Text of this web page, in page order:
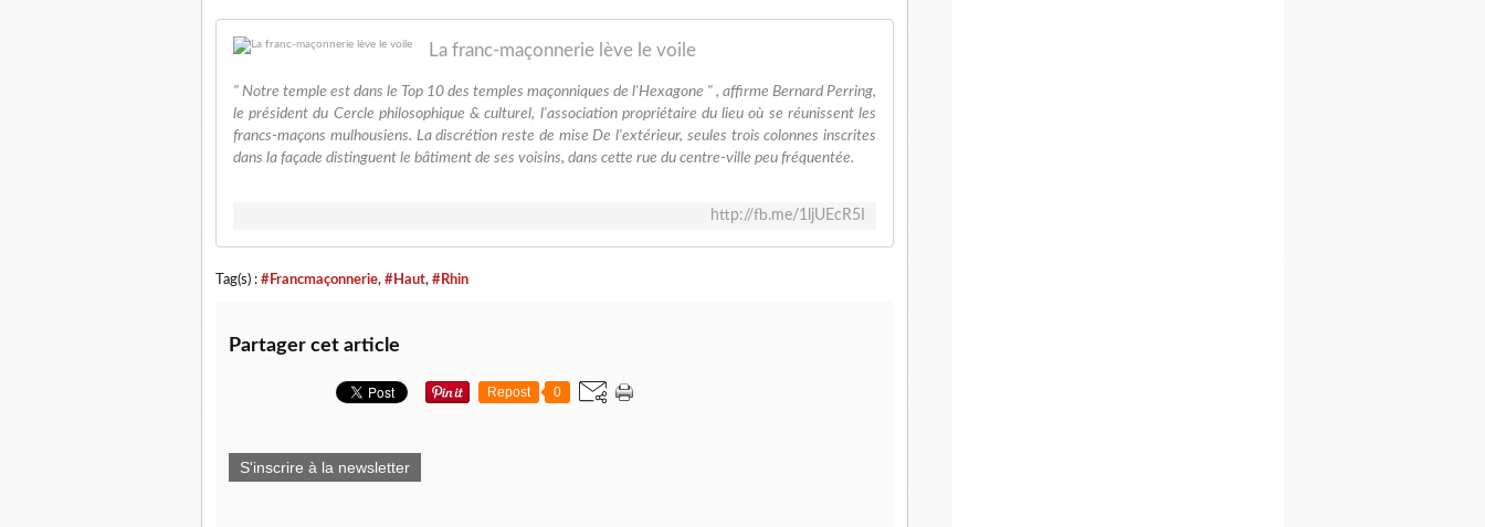
La franc-maçonnerie lève le voile
" Notre temple est dans le Top 10 des temples maçonniques de l'Hexagone " , affirme Bernard Perring,
le président du Cercle philosophique & culturel, l'association propriétaire du lieu où se réunissent les
francs-maçons mulhousiens. La discrétion reste de mise De l'extérieur, seules trois colonnes inscrites
dans la façade distinguent le bâtiment de ses voisins, dans cette rue du centre-ville peu fréquentée.
http://fb.me/1ljUEcR5I
Tag(s) : #Francmaçonnerie, #Haut, #Rhin
Partager cet article
Repost 0
S'inscrire à la newsletter